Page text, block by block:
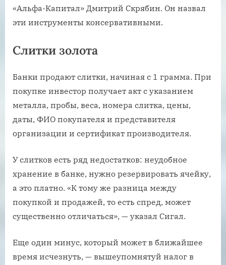
«Альфа-Капитал» Дмитрий Скрябин. Он назвал
эти инструменты консервативными.
Слитки золота
Банки продают слитки, начиная с 1 грамма. При
покупке инвестор получает акт с указанием
металла, пробы, веса, номера слитка, цены,
даты, ФИО покупателя и представителя
организации и сертификат производителя.
У слитков есть ряд недостатков: неудобное
хранение в банке, нужно резервировать ячейку,
а это платно. «К тому же разница между
покупкой и продажей, то есть спред, может
существенно отличаться», — указал Сигал.
Еще один минус, который может в ближайшее
время исчезнуть, — вышеупомнятуй налог в